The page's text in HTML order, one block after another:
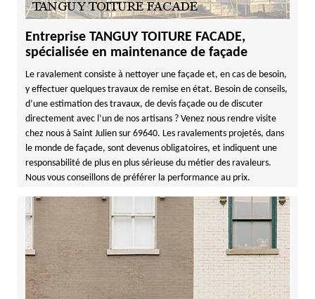
Entreprise TANGUY TOITURE FACADE,
spécialisée en maintenance de façade
Le ravalement consiste à nettoyer une façade et, en cas de besoin,
y effectuer quelques travaux de remise en état. Besoin de conseils,
d’une estimation des travaux, de devis façade ou de discuter
directement avec l’un de nos artisans ? Venez nous rendre visite
chez nous à Saint Julien sur 69640. Les ravalements projetés, dans
le monde de façade, sont devenus obligatoires, et indiquent une
responsabilité de plus en plus sérieuse du métier des ravaleurs.
Nous vous conseillons de préférer la performance au prix.